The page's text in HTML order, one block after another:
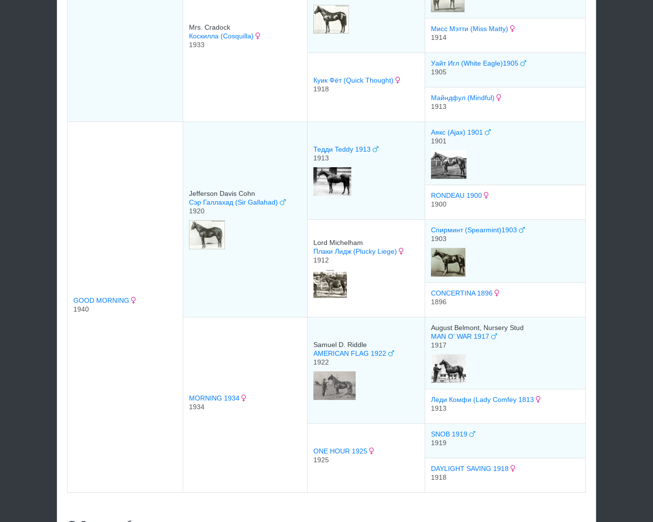
Mrs. Cradock
Коскилла (Cosquilla)
1933
Мисс Мэтти (Miss Matty)
1914
Куик Фёт (Quick Thought)
1918
Уайт Игл (White Eagle)1905
1905
Майндфул (Mindful)
1913
GOOD MORNING
1940
Jefferson Davis Cohn
Сэр Галлахад (Sir Gallahad)
1920
Тедди Teddy 1913
1913
Аякс (Ajax) 1901
1901
RONDEAU 1900
1900
Lord Michelham
Плаки Лидж (Plucky Liege)
1912
Спирминт (Spearmint)1903
1903
CONCERTINA 1896
1896
MORNING 1934
1934
Samuel D. Riddle
AMERICAN FLAG 1922
1922
August Belmont, Nursery Stud
MAN O' WAR 1917
1917
Леди Комфи (Lady Comfey 1813
1913
ONE HOUR 1925
1925
SNOB 1919
1919
DAYLIGHT SAVING 1918
1918